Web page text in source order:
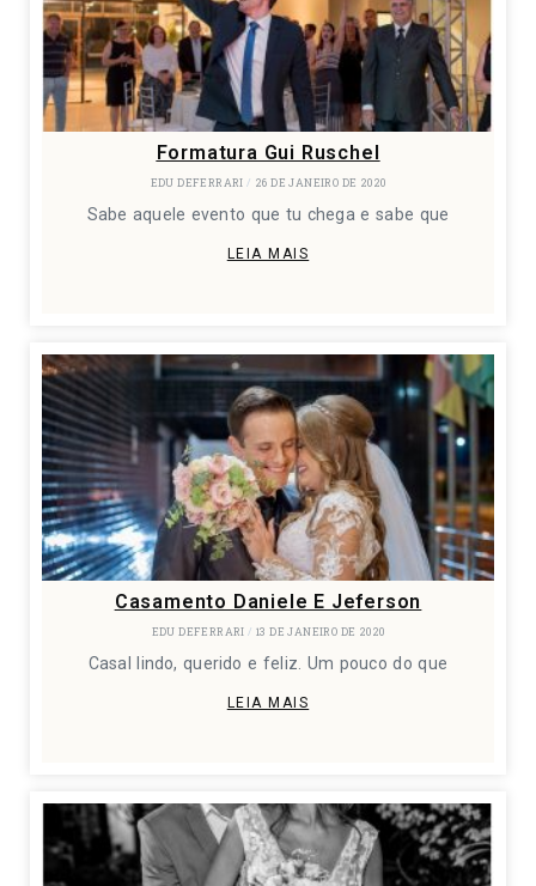
Formatura Gui Ruschel
EDU DEFERRARI 26 DE JANEIRO DE 2020
Sabe aquele evento que tu chega e sabe que
LEIA MAIS
Casamento Daniele E Jeferson
EDU DEFERRARI 13 DE JANEIRO DE 2020
Casal lindo, querido e feliz. Um pouco do que
LEIA MAIS